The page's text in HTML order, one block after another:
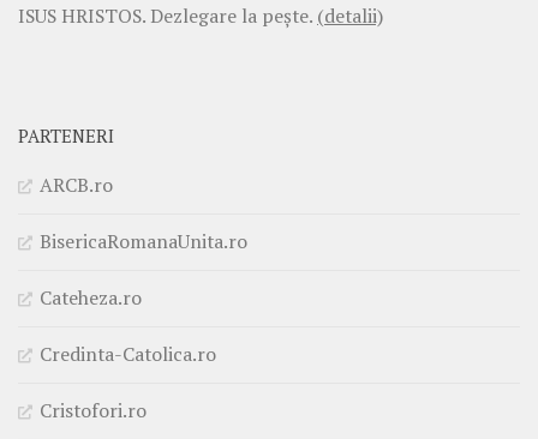
ISUS HRISTOS. Dezlegare la pește. (detalii)
PARTENERI
ARCB.ro
BisericaRomanaUnita.ro
Cateheza.ro
Credinta-Catolica.ro
Cristofori.ro